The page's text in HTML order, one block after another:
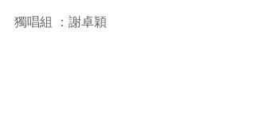
獨唱組 ：謝卓穎